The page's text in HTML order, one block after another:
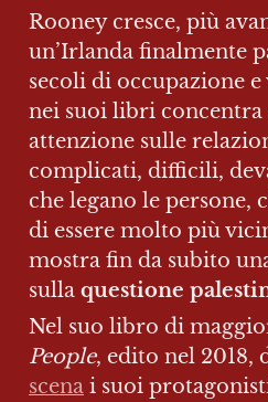
Rooney cresce, più
un’Irlanda finalmente
secoli di occupazione
nei suoi libri concentra
attenzione sulle
complicati, difficili,
che legano le persone,
di essere molto più
mostra fin da subito
sulla questione
Nel suo libro di
People
scena i suoi